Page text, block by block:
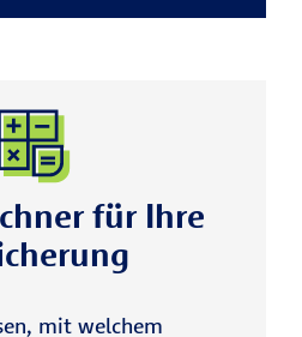
für Ihre
mit welchem